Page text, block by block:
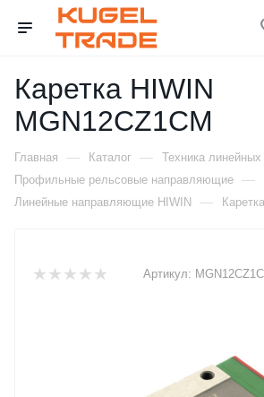
Каретка HIWIN
MGN12CZ1CM
Главная — Каталог — Техника
Профильные рельсовые направляющие —
Линейные направляющие HIWIN —
Артикул: